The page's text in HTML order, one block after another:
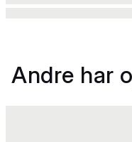
Andre har